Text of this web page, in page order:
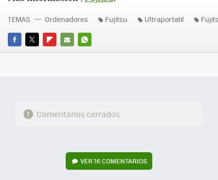
FACEBOOK
TWITTERFLIPBOARD
E-
WHATSAPP
TEMAS Ordenadores Fujitsu Ultraportatil
Comentarios cerrados
VER16 COMENTARIOS